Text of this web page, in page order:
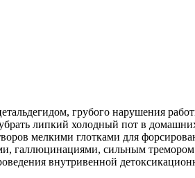
грубого нарушения
липкий холодный пот в
мелкими глотками для
галлюцинациями, сильным
внутривенной